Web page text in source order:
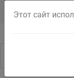
Контакты
Этот сайт